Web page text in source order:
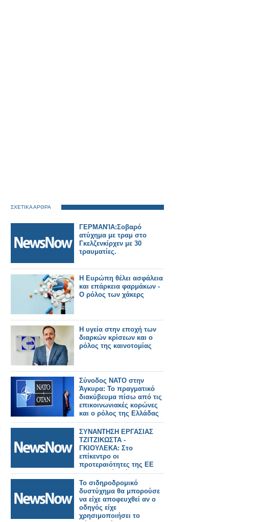
ΣΧΕΤΙΚΑ ΑΡΘΡΑ
ΓΕΡΜΑΝΊΑ:Σοβαρό
ατύχημα με τραμ στο
Γκελζενκίρχεν με 30
τραυματίες.
Η Ευρώπη θέλει ασφάλεια
και επάρκεια φαρμάκων -
Ο ρόλος των χάκερς
Η υγεία στην εποχή των
διαρκών κρίσεων και ο
ρόλος της καινοτομίας
Σύνοδος ΝΑΤΟ στην
Άγκυρα: Το πραγματικό
διακύβευμα πίσω από τις
επικοινωνιακές κορώνες
και ο ρόλος της Ελλάδας
ΣΥΝΑΝΤΗΣΗ ΕΡΓΑΣΙΑΣ
ΤΖΙΤΖΙΚΩΣΤΑ -
ΓΚΙΟΥΛΕΚΑ: Στο
επίκεντρο οι
προτεραιότητες της ΕΕ
για τα μεγάλα έργα
υποδομών και
μεταφορών, τον τουρισμό
και ο κομβικός ρόλος της
Βόρειας Ελλάδας
Το σιδηροδρομικό
δυστύχημα θα μπορούσε
να είχε αποφευχθεί αν ο
οδηγός είχε
χρησιμοποιήσει το